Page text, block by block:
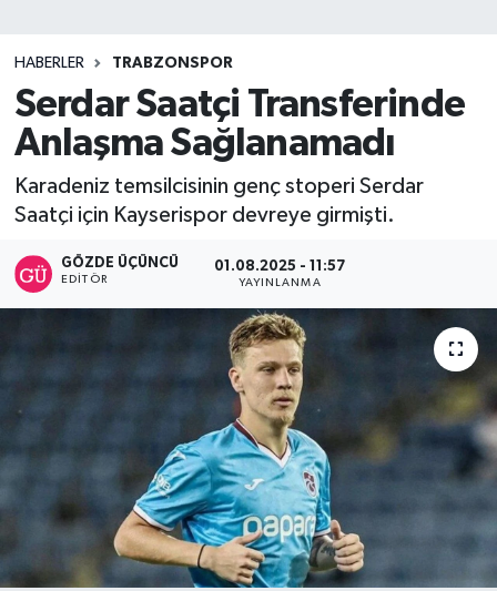
HABERLER TRABZONSPOR
Serdar Saatçi Transferinde
Anlaşma Sağlanamadı
Karadeniz temsilcisinin genç stoperi Serdar
Saatçi için Kayserispor devreye girmişti.
GÖZDE ÜÇÜNCÜ
EDITÖR
01.08.2025 - 11:57
YAYINLANMA
Teknoloji
TRABZON
TRABZONSPOR
Yaşam